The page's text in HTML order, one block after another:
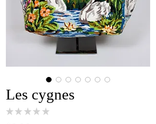
Les cygnes
★ ★ ★ ★ ★